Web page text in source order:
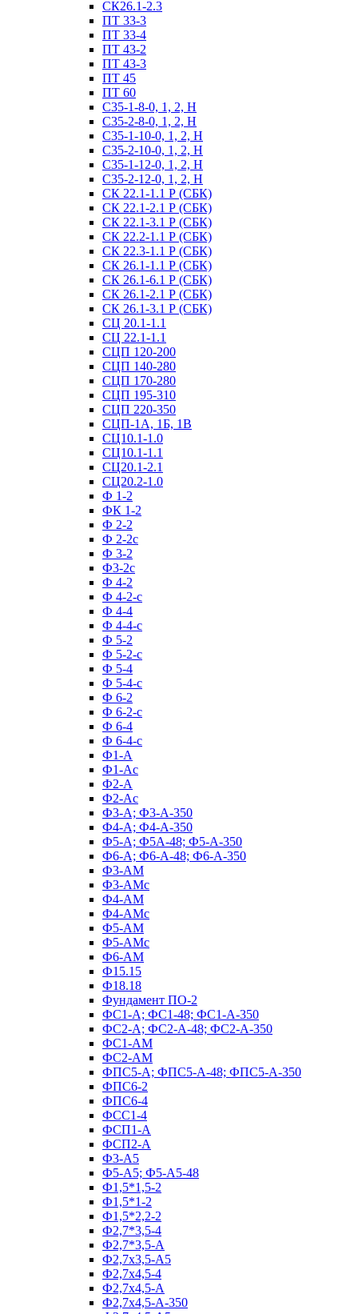
СК26.1-2.3
ПТ 33-3
ПТ 33-4
ПТ 43-2
ПТ 43-3
ПТ 45
ПТ 60
С35-1-8-0, 1, 2, Н
С35-2-8-0, 1, 2, Н
С35-1-10-0, 1, 2, Н
С35-2-10-0, 1, 2, Н
С35-1-12-0, 1, 2, Н
С35-2-12-0, 1, 2, Н
СК 22.1-1.1 Р (СБК)
СК 22.1-2.1 Р (СБК)
СК 22.1-3.1 Р (СБК)
СК 22.2-1.1 Р (СБК)
СК 22.3-1.1 Р (СБК)
СК 26.1-1.1 Р (СБК)
СК 26.1-6.1 Р (СБК)
СК 26.1-2.1 Р (СБК)
СК 26.1-3.1 Р (СБК)
СЦ 20.1-1.1
СЦ 22.1-1.1
СЦП 120-200
СЦП 140-280
СЦП 170-280
СЦП 195-310
СЦП 220-350
СЦП-1А, 1Б, 1В
СЦ10.1-1.0
СЦ10.1-1.1
СЦ20.1-2.1
СЦ20.2-1.0
Ф 1-2
ФК 1-2
Ф 2-2
Ф 2-2с
Ф 3-2
Ф3-2с
Ф 4-2
Ф 4-2-с
Ф 4-4
Ф 4-4-с
Ф 5-2
Ф 5-2-с
Ф 5-4
Ф 5-4-с
Ф 6-2
Ф 6-2-с
Ф 6-4
Ф 6-4-с
Ф1-А
Ф1-Ас
Ф2-А
Ф2-Ас
Ф3-А; Ф3-А-350
Ф4-А; Ф4-А-350
Ф5-А; Ф5А-48; Ф5-А-350
Ф6-А; Ф6-А-48; Ф6-А-350
Ф3-АМ
Ф3-АМс
Ф4-АМ
Ф4-АМс
Ф5-АМ
Ф5-АМс
Ф6-АМ
Ф15.15
Ф18.18
Фундамент ПО‑2
ФС1-А; ФС1-48; ФС1-А-350
ФС2-А; ФС2-А-48; ФС2-А-350
ФС1-АМ
ФС2-АМ
ФПС5-А; ФПС5-А-48; ФПС5-А-350
ФПС6-2
ФПС6-4
ФСС1-4
ФСП1-А
ФСП2-А
Ф3-А5
Ф5-А5; Ф5-А5-48
Ф1,5*1,5-2
Ф1,5*1-2
Ф1,5*2,2-2
Ф2,7*3,5-4
Ф2,7*3,5-А
Ф2,7х3,5-А5
Ф2,7х4,5-4
Ф2,7х4,5-А
Ф2,7х4,5-А-350